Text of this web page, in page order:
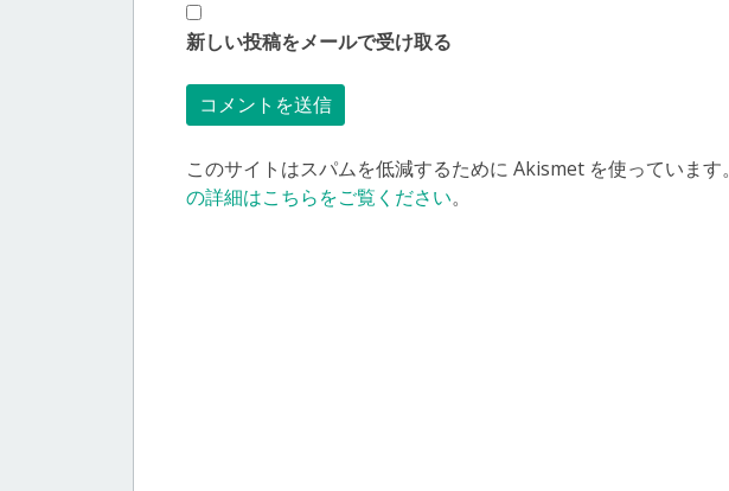
新しい投稿をメールで受け取る
このサイトはスパムを低減するために Akismet を使っています。
の詳細はこちらをご覧ください。